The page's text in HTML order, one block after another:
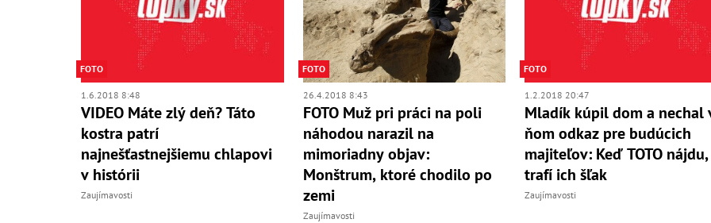
FOTO
1.6.2018 8:48
VIDEO Máte zlý deň? Táto
kostra patrí
najnešťastnejšiemu chlapovi
v histórii
Zaujímavosti
FOTO
26.4.2018 8:43
FOTO Muž pri práci na poli
náhodou narazil na
mimoriadny objav:
Monštrum, ktoré chodilo po
zemi
Zaujímavosti
FOTO
1.2.2018 20:47
Mladík kúpil dom a nechal
ňom odkaz pre budúcich
majiteľov: Keď TOTO nájdu,
trafí ich šľak
Zaujímavosti